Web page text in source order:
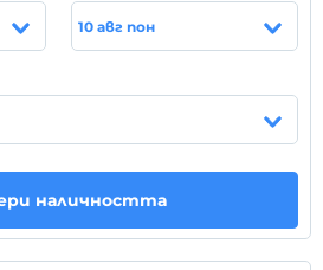
в Мустафапаша
град в област Ургюп в
църкви и
Покажи на
картата
10 авг пон
наличността